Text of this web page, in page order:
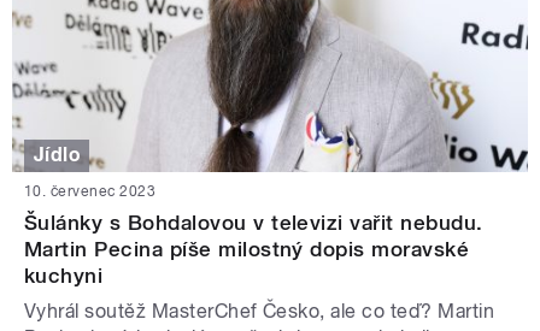
Jídlo
10. červenec 2023
Šulánky s Bohdalovou v televizi vařit nebudu.
Martin Pecina píše milostný dopis moravské
kuchyni
Vyhrál soutěž MasterChef Česko, ale co teď? Martin